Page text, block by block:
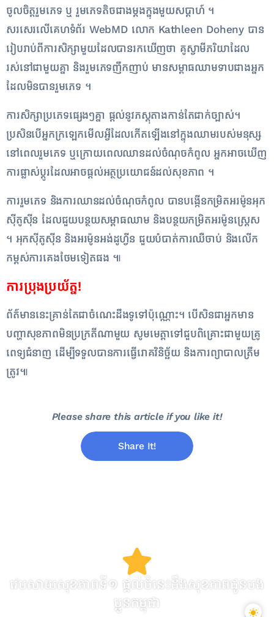
ចូល​ចិត្ត​រួម​ភេទ ឬ រួម​ភេទ​តិច​ជាង​ម្តង​ក្នុង​មួ​យស​ប្តា​ហ៍ ។
សរសេរ​លើ​គេហទំព័រ WebMD លោក Kathleen Doheny បាន​
រៀបរាប់​ពី​ការ​សិក្សា​មួយ​ដែល​បាន​រក​ឃើញ​ថា គូ​ស្វាមីភរិយា​ដែល​
រស់នៅ​ជាមួយ​គ្នា និង​រួម​ភេទ​ញឹកញាប់ មាន​សម្ពាធ​ឈាម​ទាប​ជាង​អ្នក​
ដែល​មិន​បាន​រួម​ភេទ ។
ការ​សិក្សា​ប្រភេទ​ផ្សេង​ៗ​គ្នា ផ្តល់​នូវ​ភស្តុ​តាង​កាន់តែ​ជាក់ច្បាស់​។
ប្រសិនបើ​អ្នក​ក្រឡេក​មើល​អ្វី​ដែល​កើតឡើង​នៅ​ក្នុង​ឈាម​របស់​មនុស្ស
នៅ​ពេល​រួម​ភេទ ឬ​ក្រោយ​ពេល​ឈាន​ដល់​ចំណុចកំពូល អ្នក​អាច​ឃើញ​
ការ​ផ្លាស់​ប្តូរ​ដែល​អាច​ផ្តល់​អត្ថប្រយោជន៍​ដល់​សុខភាព ។
ការ​រួម​ភេទ និង​ការ​ឈាន​ដល់​ចំណុចកំពូល បាន​បង្កើន​កម្រិត​អរ​ម៉ូ​ន​អុក​
ស៊ី​តូ​ស៊ី​ន ដែល​ជួយ​បន្ថយ​សម្ពាធ​ឈាម និង​បន្ថយ​កម្រិត​អរ​ម៉ូ​ន​ស្ត្រេ​ស
។ អុក​ស៊ី​តូ​ស៊ី​ន និង​អរ​ម៉ូ​ន​អង់​ដូ​ហ្វី​ន ជួយ​បំបាត់​ការ​ឈឺចាប់ និង​លើក
កម្ពស់​ការ​គេង​ថែម​ទៀត​ផង ៕
ការប្រុងប្រយ័ត្ន!
​ព័ត៌មាននេះគ្រាន់តែជាចំណេះដឹងទូទៅប៉ុណ្ណោះ។ បើសិនជាអ្នកមាន
បញ្ហាសុខភាពមិនប្រក្រតីណាមួយ សូមមេត្តាទៅជួបពិគ្រោះជាមួយគ្រូ
ពេទ្យជំនាញ ដើម្បីទទួលបានការធ្វើរោគវិនិច្ឆ័យ និងការព្យាបាលត្រឹម
ត្រូវ៕
Please share this article if you like it!
Share It!
វេបសាយសុខភាពទី១ ផ្តល់ចំនេះដឹងសុខភាពជូនបង
ប្អូនកម្ពុជា